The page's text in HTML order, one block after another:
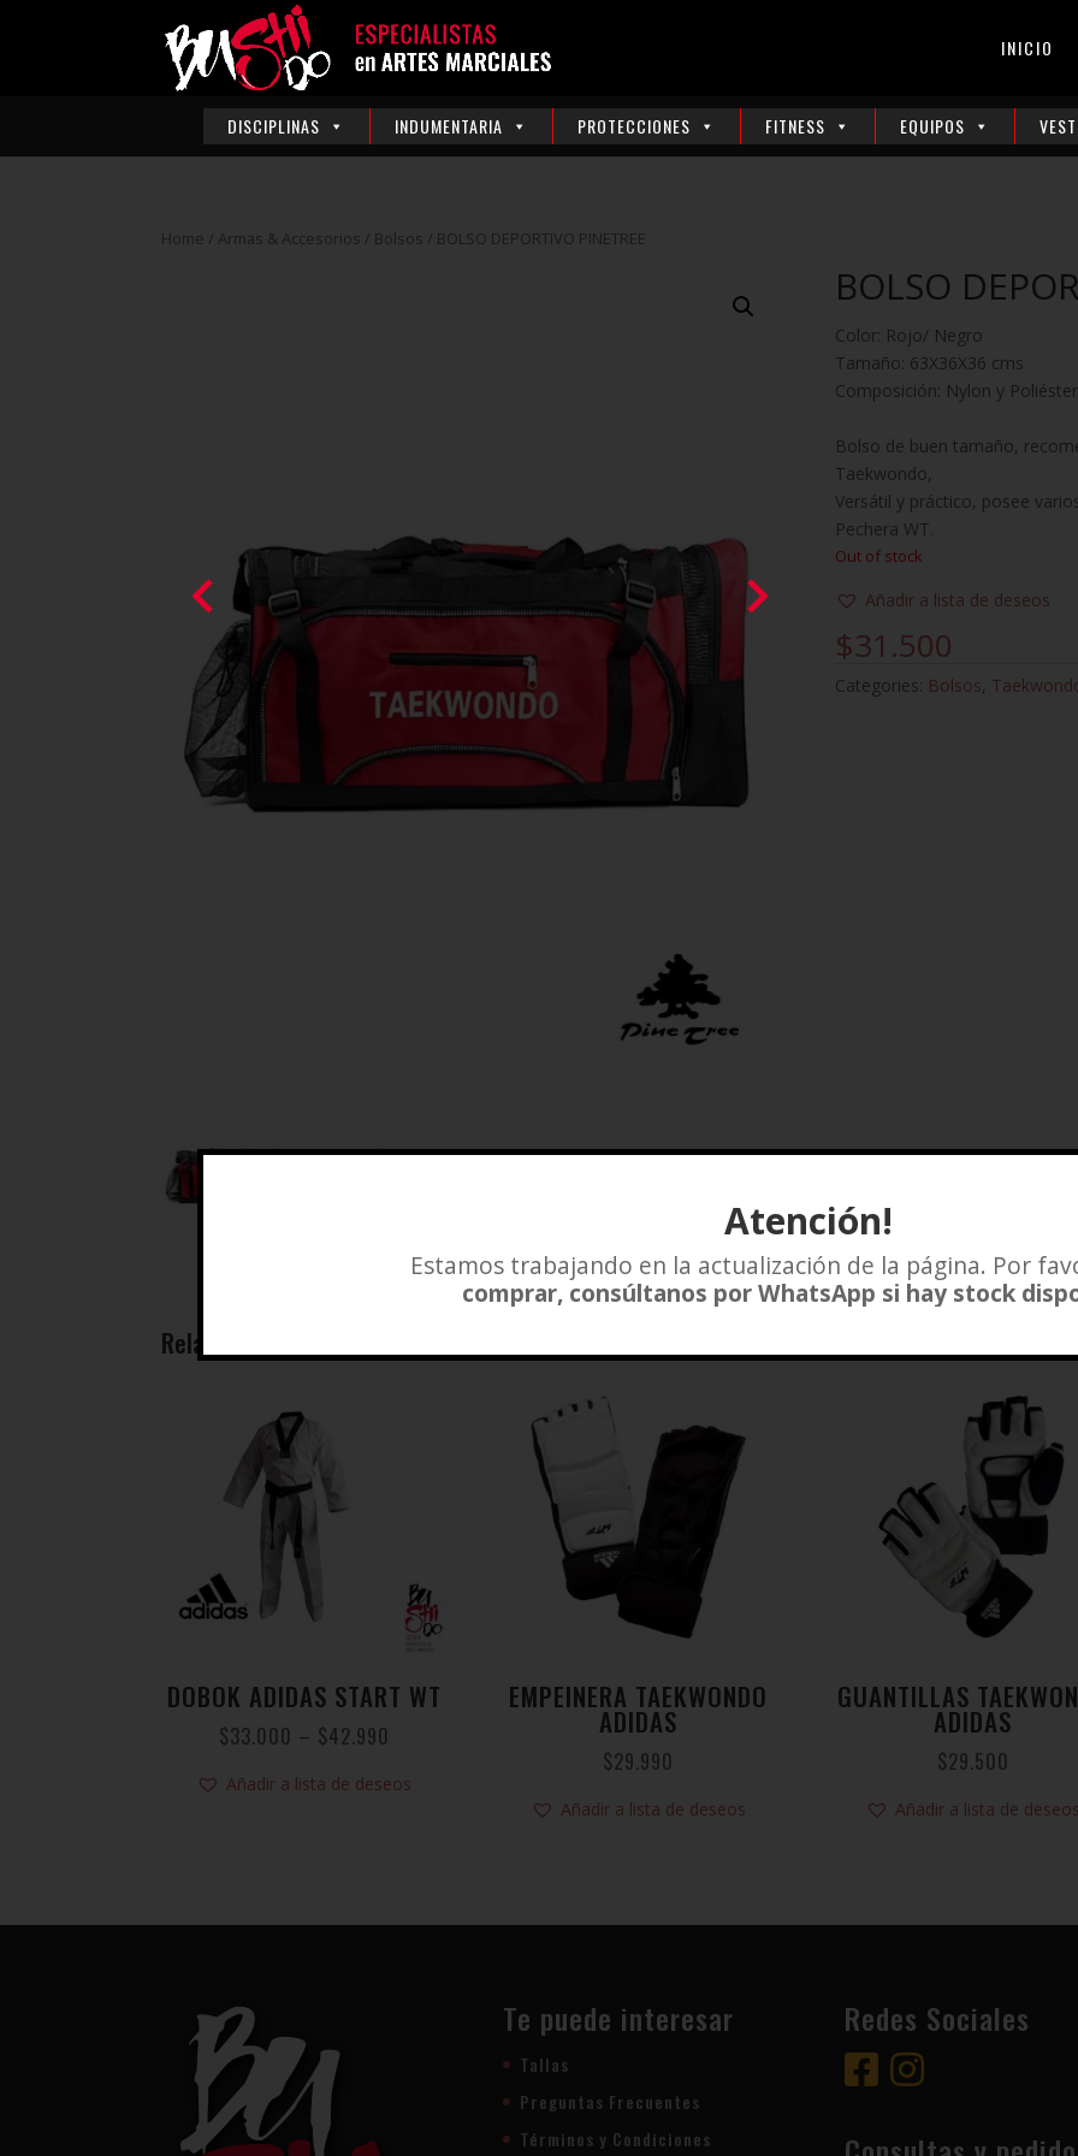
INICIO
DISCIPLINAS INDUMENTARIA PROTECCIONES FITNESS EQUIPOS
Home / Armas & Accesorios / Bolsos / BOLSO DEPORTIVO PINETREE
BOLSO
Color: Rojo/ Negro
Tamaño: 63X36X36 cms
Composición: Nylon y Poliéster
Bolso de buen tamaño,
Taekwondo,
Versátil y práctico, posee
Pechera WT.
Out of stock
Añadir a lista de deseos
$31.500
Categories: Bolsos,
Related products
DOBOK ADIDAS START WT
$33.000 – $42.990
Añadir a lista de deseos
EMPEINERA TAEKWONDO
ADIDAS
$29.990
Añadir a lista de deseos
GUANTILLAS
ADIDAS
$29.500
Añadir a lista de
Te puede interesar
Tallas
Preguntas Frecuentes
Términos y Condiciones
Redes Sociales
Atención!
Estamos trabajando en la actualización de la página. Por
comprar, consúltanos por WhatsApp si hay stock